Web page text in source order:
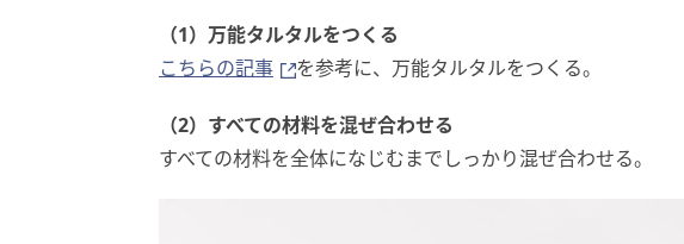
（1）万能タルタルをつくる
こちらの記事
を参考に、万能タルタルをつくる。
（2）すべての材料を混ぜ合わせる
すべての材料を全体になじむまでしっかり混ぜ合わせる。